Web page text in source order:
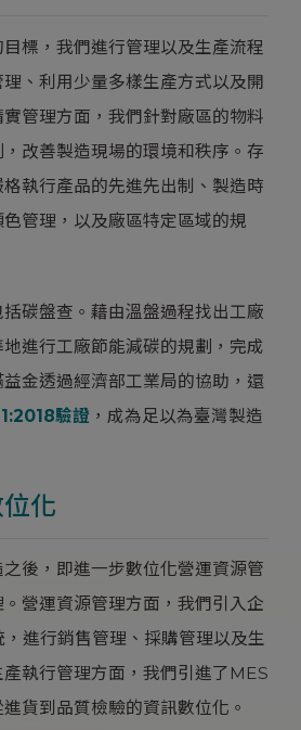
標，我們進行管理以及生產流程
、利用少量多樣生產方式以及開
管理方面，我們針對廠區的物料
改善製造現場的環境和秩序。存
執行產品的先進先出制、製造時
管理，以及廠區特定區域的規
碳盤查。藉由溫盤過程找出工廠
進行工廠節能減碳的規劃，完成
金透過經濟部工業局的協助，還
驗證 ，成為足以為臺灣製造
化
後，即進一步數位化營運資源管
營運資源管理方面，我們引入企
進行銷售管理、採購管理以及生
執行管理方面，我們引進了MES
貨到品質檢驗的資訊數位化。